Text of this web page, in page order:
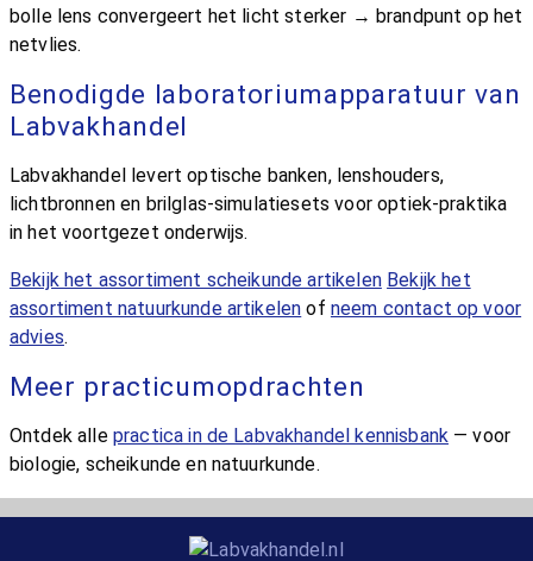
bolle lens convergeert het licht sterker → brandpunt op het
netvlies.
Benodigde laboratoriumapparatuur van
Labvakhandel
Labvakhandel levert optische banken, lenshouders,
lichtbronnen en brilglas-simulatiesets voor optiek-praktika
in het voortgezet onderwijs.
Bekijk het assortiment scheikunde artikelen Bekijk het
assortiment natuurkunde artikelen of neem contact op voor
advies.
Meer practicumopdrachten
Ontdek alle practica in de Labvakhandel kennisbank — voor
biologie, scheikunde en natuurkunde.